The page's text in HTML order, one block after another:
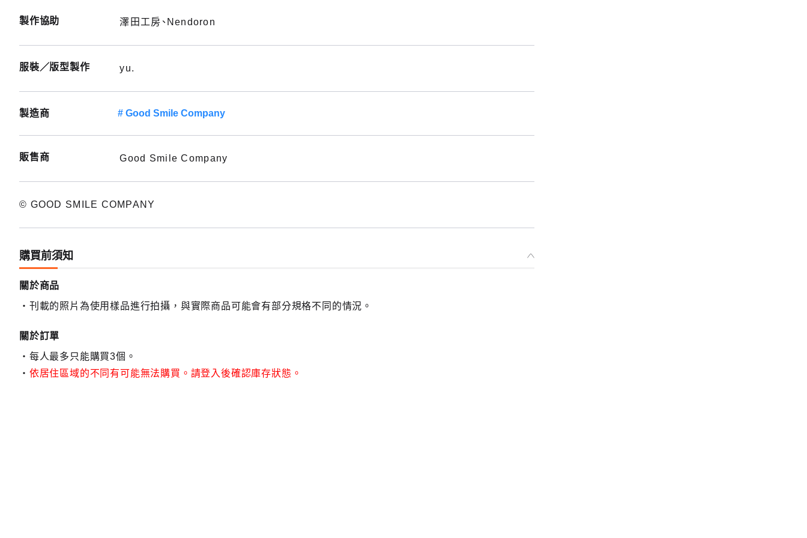
製作協助 澤田工房、Nendoron
服裝／版型製作 yu.
製造商 Good Smile Company
販售商 Good Smile Company
© GOOD SMILE COMPANY
購買前須知
關於商品
刊載的照片為使用樣品進行拍攝，與實際商品可能會有部分規格不同的情況。
關於訂單
每人最多只能購買3個。
依居住區域的不同有可能無法購買。請登入後確認庫存狀態。